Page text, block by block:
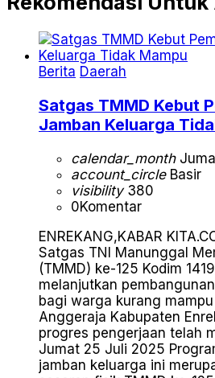
Berita Daerah
Satgas TMMD Kebut
Jamban Keluarga
calendar_month
account_circleBasir
visibility380
0Komentar
ENREKANG,KABAR
Satgas TNI Manunggal
(TMMD) ke-125 Kodim
melanjutkan
bagi warga kurang
Anggeraja Kabupaten
progres pengerjaan telah
Jumat 25 Juli 2025
jamban keluarga ini